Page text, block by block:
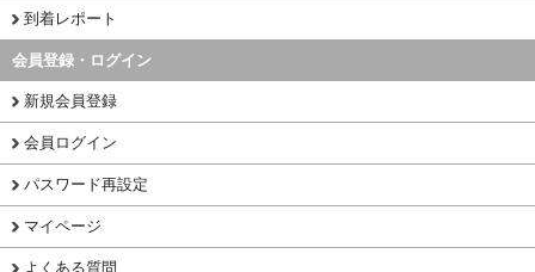
到着レポート
会員登録・ログイン
新規会員登録
会員ログイン
パスワード再設定
マイページ
よくある質問